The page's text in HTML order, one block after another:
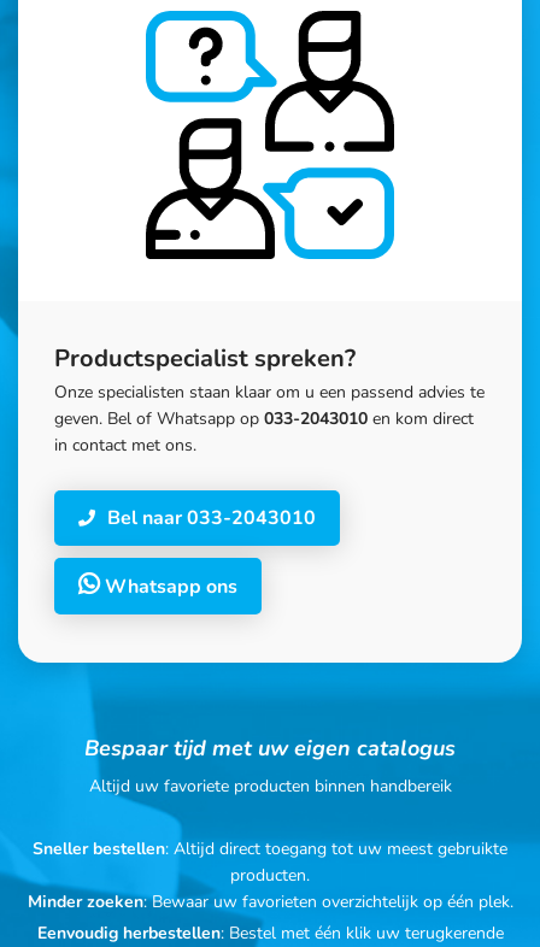
Productspecialist spreken?
Onze specialisten staan klaar om u een passend advies te
geven. Bel of Whatsapp op 033-2043010 en kom direct
in contact met ons.
Bel naar 033-2043010
Whatsapp ons
Bespaar tijd met uw eigen catalogus
Altijd uw favoriete producten binnen handbereik
Sneller bestellen: Altijd direct toegang tot uw meest gebruikte
producten.
Minder zoeken: Bewaar uw favorieten overzichtelijk op één plek.
Eenvoudig herbestellen: Bestel met één klik uw terugkerende